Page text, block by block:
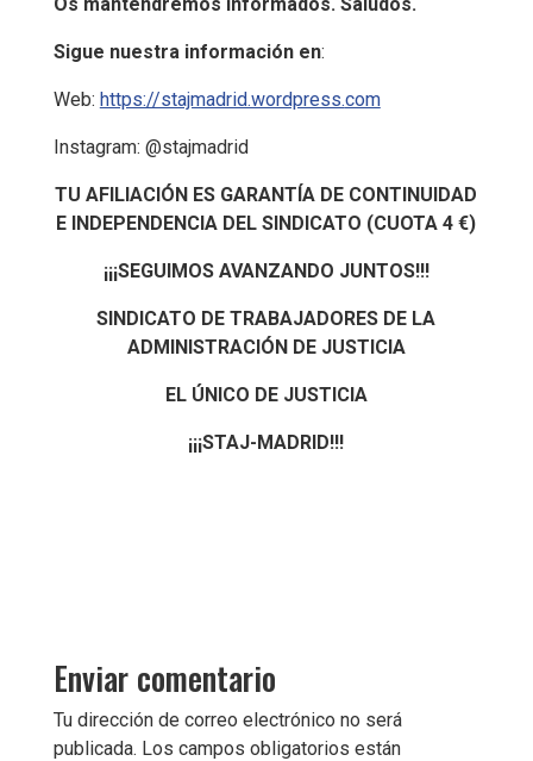
Sigue nuestra información en:
Web: https://stajmadrid.wordpress.com
Instagram: @stajmadrid
TU AFILIACIÓN ES GARANTÍA DE CONTINUIDAD
E INDEPENDENCIA DEL SINDICATO (CUOTA 4 €)
¡¡¡SEGUIMOS AVANZANDO JUNTOS!!!
SINDICATO DE TRABAJADORES DE LA
ADMINISTRACIÓN DE JUSTICIA
EL ÚNICO DE JUSTICIA
¡¡¡STAJ-MADRID!!!
Enviar comentario
Tu dirección de correo electrónico no será
publicada. Los campos obligatorios están